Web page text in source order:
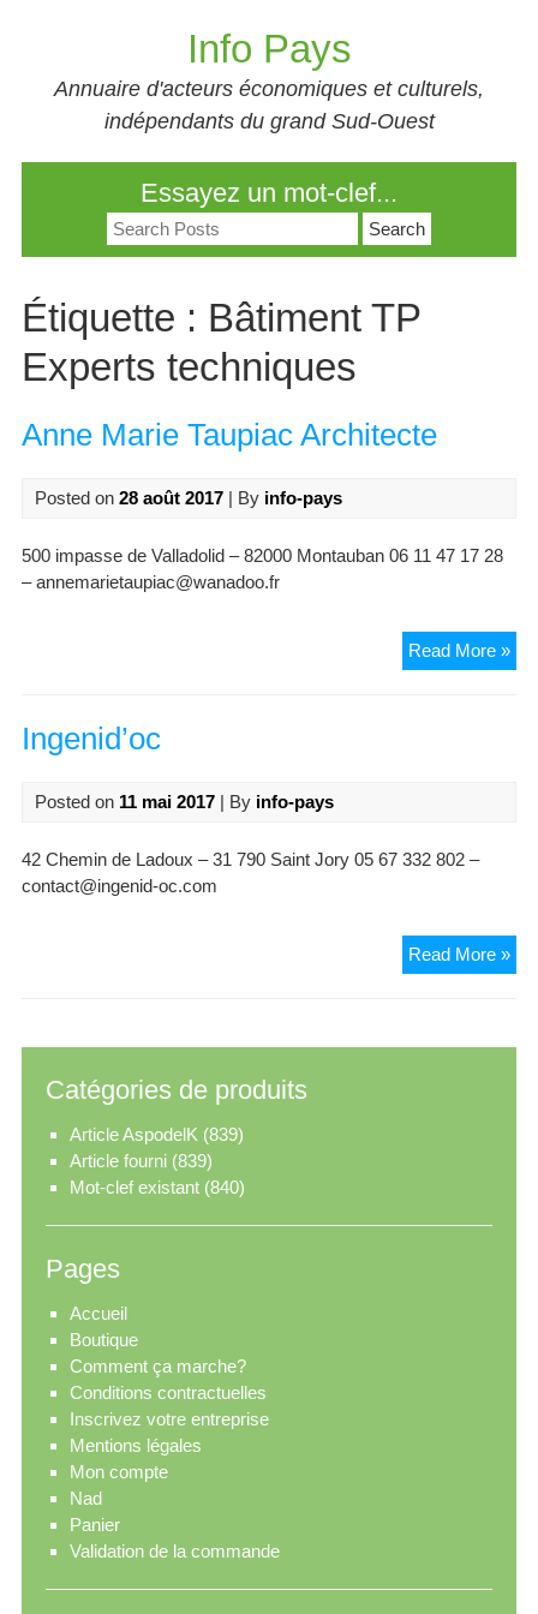
Info Pays
Annuaire d'acteurs économiques et culturels,
indépendants du grand Sud-Ouest
Essayez un mot-clef...
Search
for:
Étiquette : Bâtiment TP
Experts techniques
Anne Marie Taupiac Architecte
Posted on 28 août 2017| By info-pays
500 impasse de Valladolid – 82000 Montauban 06 11 47 17 28
– annemarietaupiac@wanadoo.fr
Read More »
Ingenid’oc
Posted on 11 mai 2017| By info-pays
42 Chemin de Ladoux – 31 790 Saint Jory 05 67 332 802 –
contact@ingenid-oc.com
Read More »
Catégories de produits
Article AspodelK (839)
Article fourni (839)
Mot-clef existant (840)
Pages
Accueil
Boutique
Comment ça marche?
Conditions contractuelles
Inscrivez votre entreprise
Mentions légales
Mon compte
Nad
Panier
Validation de la commande